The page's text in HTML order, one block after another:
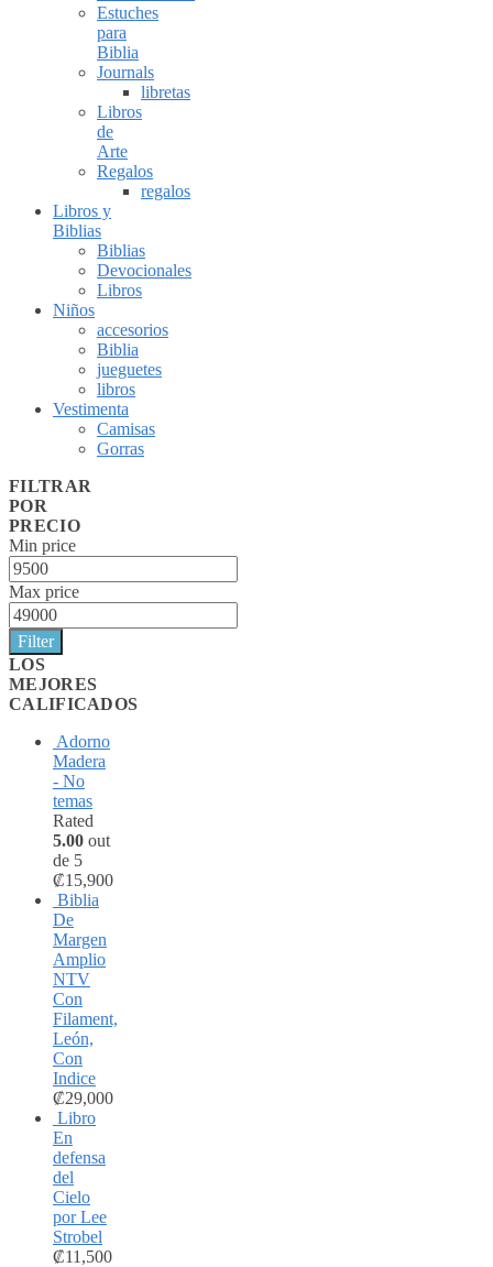
Estuches
para
Biblia
Journals
libretas
Libros
de
Arte
Regalos
regalos
Libros y
Biblias
Biblias
Devocionales
Libros
Niños
accesorios
Biblia
jueguetes
libros
Vestimenta
Camisas
Gorras
FILTRAR
POR
PRECIO
Min price
Max price
Filter
LOS
MEJORES
CALIFICADOS
Adorno
Madera
- No
temas
Rated
5.00 out
de 5
₡15,900
Biblia
De
Margen
Amplio
NTV
Con
Filament,
León,
Con
Indice
₡29,000
Libro
En
defensa
del
Cielo
por Lee
Strobel
₡11,500